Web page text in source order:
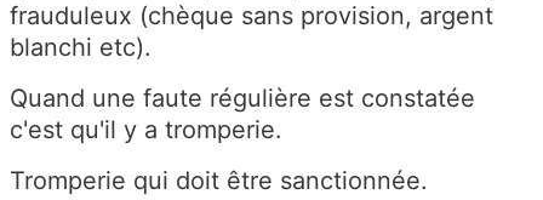
frauduleux (chèque sans provision, argent
blanchi etc).
Quand une faute régulière est constatée
c'est qu'il y a tromperie.
Tromperie qui doit être sanctionnée.